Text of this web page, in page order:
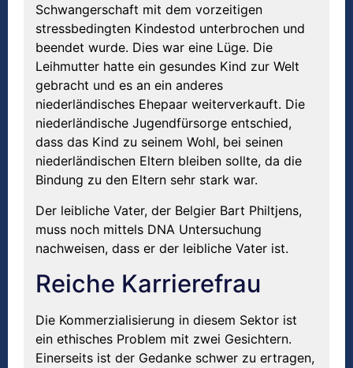
Schwangerschaft mit dem vorzeitigen
stressbedingten Kindestod unterbrochen und
beendet wurde. Dies war eine Lüge. Die
Leihmutter hatte ein gesundes Kind zur Welt
gebracht und es an ein anderes
niederländisches Ehepaar weiterverkauft. Die
niederländische Jugendfürsorge entschied,
dass das Kind zu seinem Wohl, bei seinen
niederländischen Eltern bleiben sollte, da die
Bindung zu den Eltern sehr stark war.
Der leibliche Vater, der Belgier Bart Philtjens,
muss noch mittels DNA Untersuchung
nachweisen, dass er der leibliche Vater ist.
Reiche Karrierefrau
Die Kommerzialisierung in diesem Sektor ist
ein ethisches Problem mit zwei Gesichtern.
Einerseits ist der Gedanke schwer zu ertragen,